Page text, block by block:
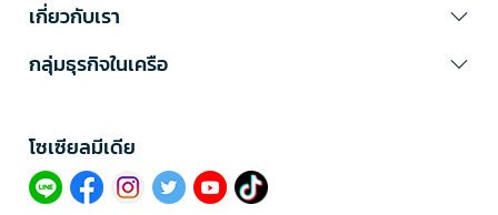
เกี่ยวกับเรา
กลุ่มธุรกิจในเครือ
โซเซียลมีเดีย​